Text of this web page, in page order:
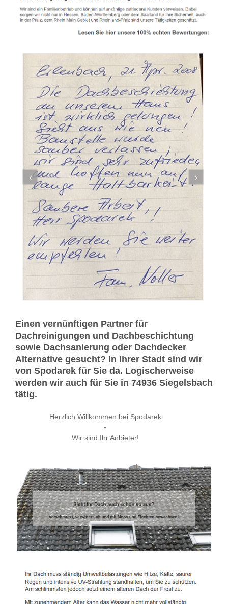
Einen vernünftigen Partner für
Dachreinigungen und Dachbeschichtung
sowie Dachsanierung oder Dachdecker
Alternative gesucht? In Ihrer Stadt sind wir
von Spodarek für Sie da. Logischerweise
werden wir auch für Sie in 74936 Siegelsbach
tätig.
Herzlich Willkommen bei Spodarek
-
Wir sind Ihr Anbieter!